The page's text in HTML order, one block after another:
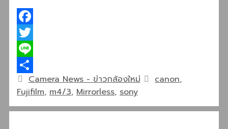
Facebook
Twitter
Line
ShareCategories
Camera News - ข่าวกล้องใหม่ Tags
canon,
Fujifilm, m4/3, Mirrorless, sony